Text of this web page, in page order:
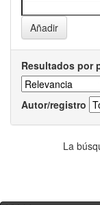
Resultados por
Autor/registro
La